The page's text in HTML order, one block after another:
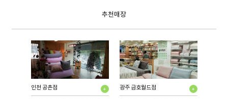
추천매장
인천 공촌점 광주 금호월드점